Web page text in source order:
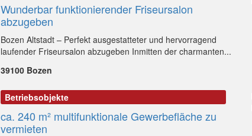
Wunderbar funktionierender Friseursalon
abzugeben
Bozen Altstadt – Perfekt ausgestatteter und hervorragend
laufender Friseursalon abzugeben Inmitten der charmanten...
39100 Bozen
Betriebsobjekte
ca. 240 m² multifunktionale Gewerbefläche zu
vermieten